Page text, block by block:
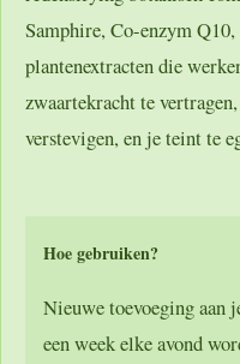
Samphire, Co-enzym Q10,
plantenextracten die
zwaartekracht te
verstevigen, en je teint te
Hoe gebruiken?
Nieuwe toevoeging aan
een week elke avond